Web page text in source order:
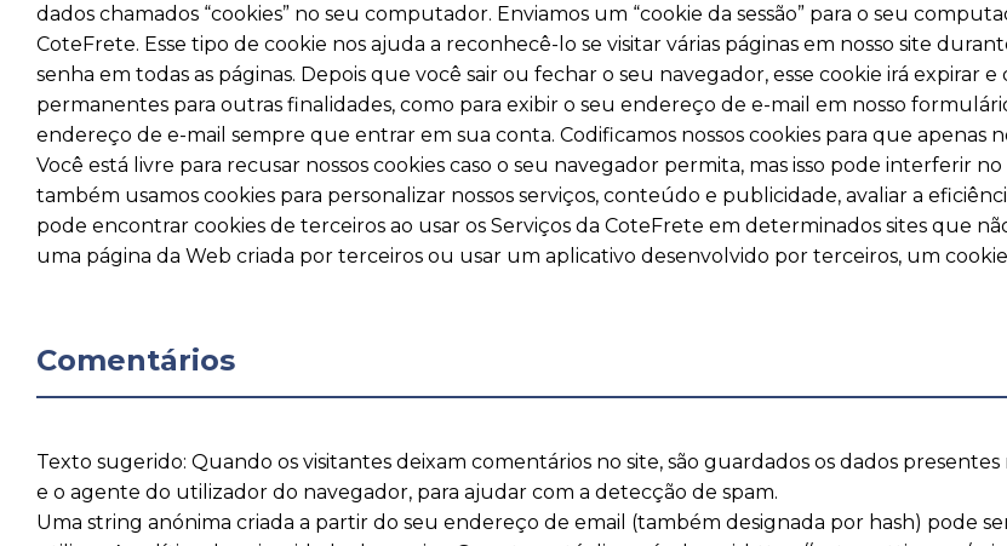
dados chamados “cookies” no seu computador. Enviamos um “cookie da sessão” para o seu
CoteFrete. Esse tipo de cookie nos ajuda a reconhecê-lo se visitar várias páginas em nosso site
senha em todas as páginas. Depois que você sair ou fechar o seu navegador, esse cookie irá expirar
permanentes para outras finalidades, como para exibir o seu endereço de e-mail em nosso
endereço de e-mail sempre que entrar em sua conta. Codificamos nossos cookies para que apenas
Você está livre para recusar nossos cookies caso o seu navegador permita, mas isso pode interferir
também usamos cookies para personalizar nossos serviços, conteúdo e publicidade, avaliar a
pode encontrar cookies de terceiros ao usar os Serviços da CoteFrete em determinados sites que
uma página da Web criada por terceiros ou usar um aplicativo desenvolvido por terceiros, um
Comentários
Texto sugerido: Quando os visitantes deixam comentários no site, são guardados os dados
e o agente do utilizador do navegador, para ajudar com a detecção de spam.
Uma string anónima criada a partir do seu endereço de email (também designada por hash) pode